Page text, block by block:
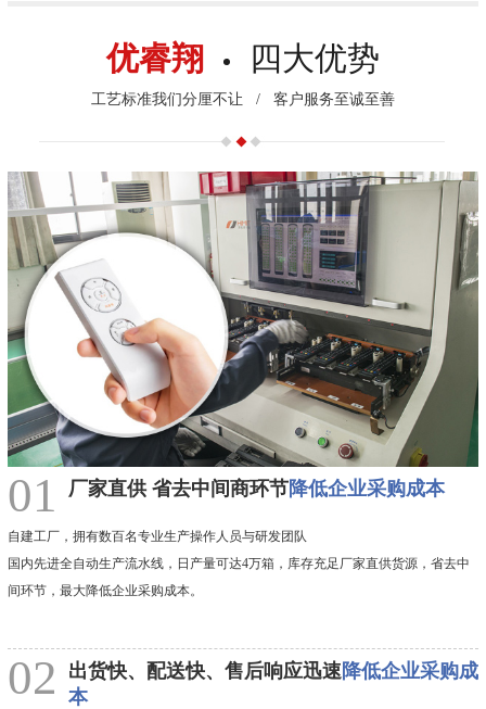
优睿翔 四大优势
工艺标准我们分厘不让 / 客户服务至诚至善
01 厂家直供 省去中间商环节降低企业采购成本
自建工厂，拥有数百名专业生产操作人员与研发团队
国内先进全自动生产流水线，日产量可达4万箱，库存充足厂家直供货源，省去中
间环节，最大降低企业采购成本。
02 出货快、配送快、售后响应迅速 降低企业采购成
本